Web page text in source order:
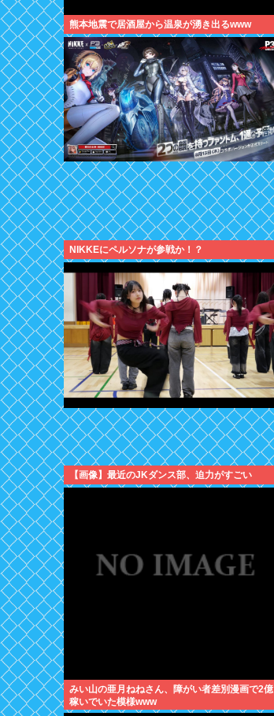
熊本地震で居酒屋から温泉が湧き出るwww
NIKKEにペルソナが参戦か！？
【画像】最近のJKダンス部、迫力がすごい
みい山の亜月ねねさん、障がい者差別漫画で2億
稼いでいた模様www